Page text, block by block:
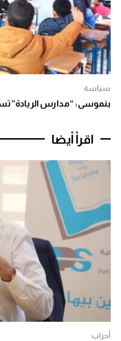
سياسة
بنموسى: “مدارس الريادة”
اقرأ أيضا
أحزاب